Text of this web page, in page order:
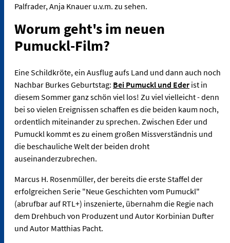
Palfrader, Anja Knauer u.v.m. zu sehen.
Worum geht's im neuen
Pumuckl-Film?
Eine Schildkröte, ein Ausflug aufs Land und dann auch noch
Nachbar Burkes Geburtstag: Bei Pumuckl und Eder ist in
diesem Sommer ganz schön viel los! Zu viel vielleicht - denn
bei so vielen Ereignissen schaffen es die beiden kaum noch,
ordentlich miteinander zu sprechen. Zwischen Eder und
Pumuckl kommt es zu einem großen Missverständnis und
die beschauliche Welt der beiden droht
auseinanderzubrechen.
Marcus H. Rosenmüller, der bereits die erste Staffel der
erfolgreichen Serie "Neue Geschichten vom Pumuckl"
(abrufbar auf RTL+) inszenierte, übernahm die Regie nach
dem Drehbuch von Produzent und Autor Korbinian Dufter
und Autor Matthias Pacht.